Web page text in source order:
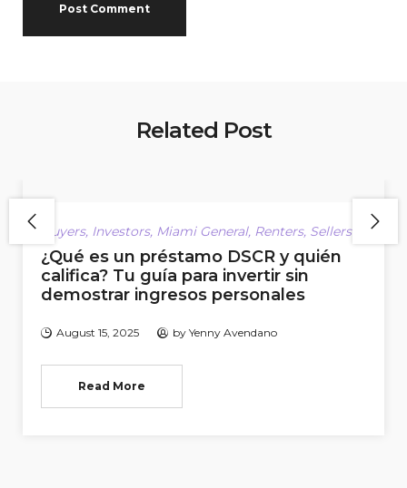
Related Post
Buyers, Investors, Miami General, Renters, Sellers
¿Qué es un préstamo DSCR y quién
califica? Tu guía para invertir sin
demostrar ingresos personales
August 15, 2025 by Yenny Avendano
Read More